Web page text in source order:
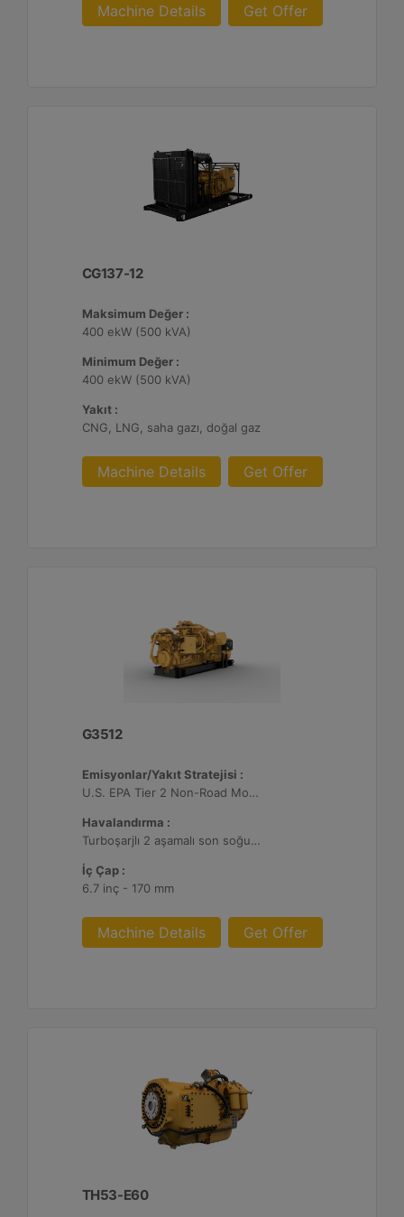
Machine Details Get Offer
CG137-12
Maksimum Değer :
400 ekW (500 kVA)
Minimum Değer :
400 ekW (500 kVA)
Yakıt :
CNG, LNG, saha gazı, doğal gaz
Machine Details Get Offer
G3512
Emisyonlar/Yakıt Stratejisi :
U.S. EPA Tier 2 Non-Road Mobile
Havalandırma :
Turboşarjlı 2 aşamalı son soğutmalı
İç Çap :
6.7 inç - 170 mm
Machine Details Get Offer
TH53-E60